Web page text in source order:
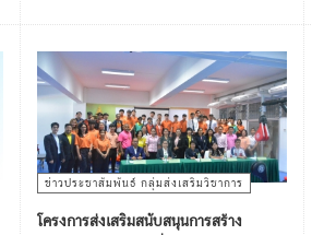
ข่าวประชาสัมพันธ์ กลุ่มส่งเสริมวิชาการ
โครงการส่งเสริมสนับสนุนการสร้าง